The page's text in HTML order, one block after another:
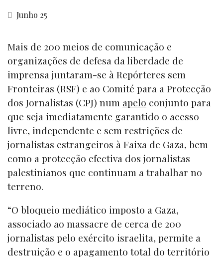
Junho 25
Mais de 200 meios de comunicação e
organizações de defesa da liberdade de
imprensa juntaram-se à Repórteres sem
Fronteiras (RSF) e ao Comité para a Protecção
dos Jornalistas (CPJ) num apelo conjunto para
que seja imediatamente garantido o acesso
livre, independente e sem restrições de
jornalistas estrangeiros à Faixa de Gaza, bem
como a protecção efectiva dos jornalistas
palestinianos que continuam a trabalhar no
terreno.
“O bloqueio mediático imposto a Gaza,
associado ao massacre de cerca de 200
jornalistas pelo exército israelita, permite a
destruição e o apagamento total do território